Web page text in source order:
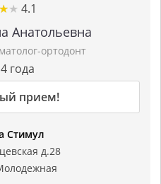
★★
★★ 4.1
Анатольевна
ортодонт
года
прием!
Стимул
д.28